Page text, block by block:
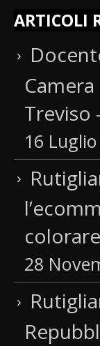
ARTICOLI
Treviso
16
colorare
28